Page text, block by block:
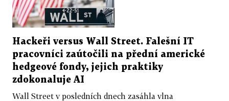
Hackeři versus Wall Street. Falešní IT
pracovníci zaútočili na přední americké
hedgeové fondy, jejich praktiky
zdokonaluje AI
Wall Street v posledních dnech zasáhla vlna